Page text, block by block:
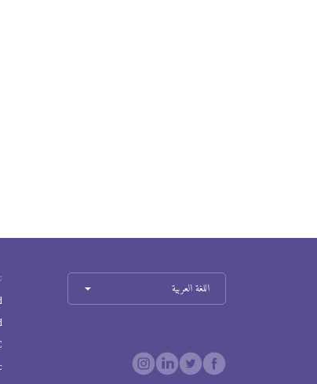
اللغة العربية